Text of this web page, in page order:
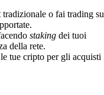
o fai trading su
staking dei tuoi
della rete.
le tue cripto per gli acquisti